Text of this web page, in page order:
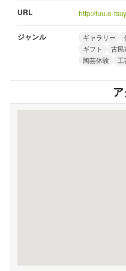
URL http://fuu.e-
ジャンル ギャラリー
ギフト
古民
陶芸体験
工